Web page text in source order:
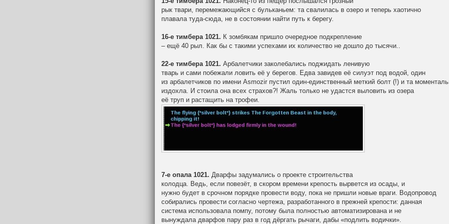
рык твари, перемежающийся с бульканьем: та свалилась в озеро и теперь хаотично
плавала туда-сюда, не в состоянии найти путь к берегу.
16-е тимбера 1021. К зомбякам пришло очередное подкрепление
– ещё 40 рыл. Как бы с такими успехами их количество не дошло до тысячи..
22-е тимбера 1021. Арбалетчики заколебались поджидать ленивую
тварь и сами побежали ловить её у берегов. Едва завидев её силуэт под водой, один
из арбалетчиков по имени Asmozir пустил один-единственный меткий болт (!) и та
издохла. И стоила она всех страхов?! Жаль только не удастся выловить из озера
её труп и растащить на трофеи.
7-е опала 1021. Дварфы задумались о проекте строительства
колодца. Ведь, если повезёт, в скором времени крепость вырвется из осады, и
нужно будет в срочном порядке провести воду, пока не пришли новые враги. Водопровод
собирались провести согласно чертежа, разработанного в прежней крепости: данная
система использовала помпу, потому была полностью автоматизирована и не
вынуждала дварфов пару раз в год дёргать рычаги, дабы «подлить водички».